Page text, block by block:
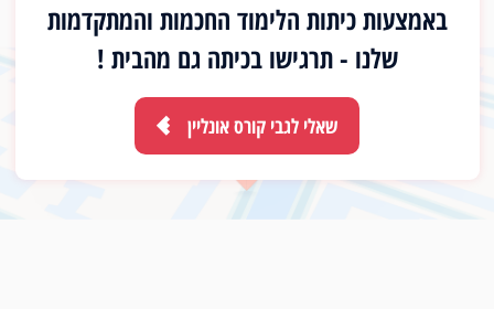
באמצעות כיתות הלימוד החכמות והמתקדמות
שלנו - תרגישו בכיתה גם מהבית !
שאלי לגבי קורס אונליין